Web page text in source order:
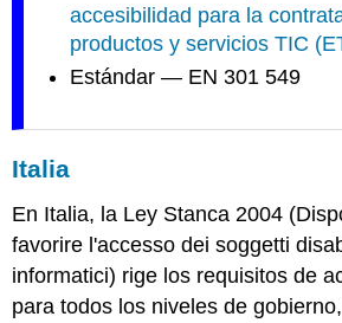
accesibilidad para la
productos y servicios TIC
Estándar — EN 301 549
Italia
En Italia, la Ley Stanca 2004 (
favorire l'accesso dei soggetti
informatici) rige los requisitos de
para todos los niveles de